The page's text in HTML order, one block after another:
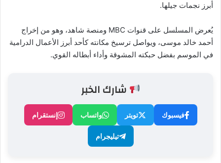
أبرز نجمات جيلها.
يُعرض المسلسل على قنوات MBC ومنصة شاهد، وهو من إخراج
أحمد خالد موسى، ويواصل ترسيخ مكانته كأحد أبرز الأعمال الدرامية
في الموسم بفضل حبكته المشوقة وأداء أبطاله القوي.
شارك الخبر
فيسبوك تويتر واتساب إنستقرام
تيليجرام